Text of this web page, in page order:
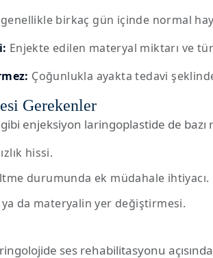
birkaç gün içinde normal
Enjekte edilen materyal miktarı ve
Çoğunlukla ayakta tedavi
Gerekenler
enjeksiyon laringoplastide de
hissi.
durumunda ek müdahale ihtiyacı.
da materyalin yer değiştirmesi.
ses rehabilitasyonu